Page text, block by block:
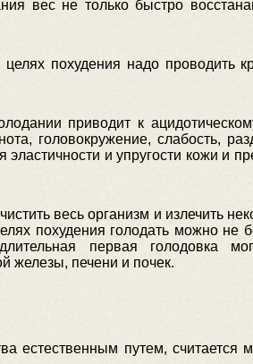
вес не только быстро
похудения надо проводить
приводит к
головокружение, слабость,
и упругости кожи и
весь организм и излечить
похудения голодать можно не
первая голодовка
железы, печени и почек.
естественным путем, считается